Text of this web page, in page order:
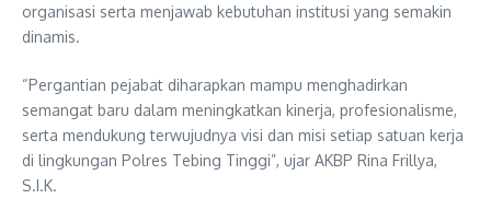
organisasi serta menjawab kebutuhan institusi yang semakin
dinamis.
“Pergantian pejabat diharapkan mampu menghadirkan
semangat baru dalam meningkatkan kinerja, profesionalisme,
serta mendukung terwujudnya visi dan misi setiap satuan kerja
di lingkungan Polres Tebing Tinggi”, ujar AKBP Rina Frillya,
S.I.K.